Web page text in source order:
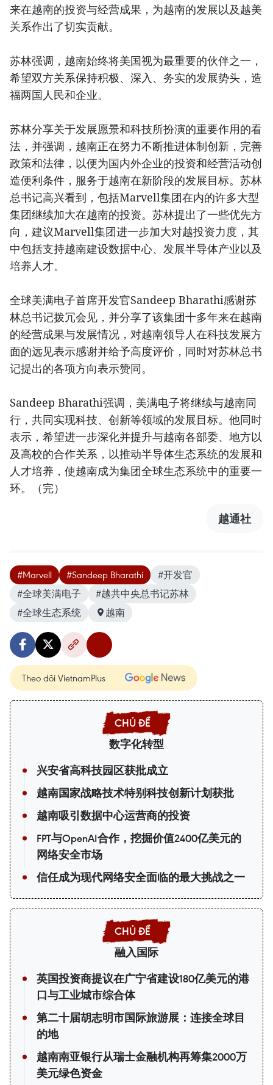
来在越南的投资与经营成果，为越南的发展以及越美
关系作出了切实贡献。
苏林强调，越南始终将美国视为最重要的伙伴之一，
希望双方关系保持积极、深入、务实的发展势头，造
福两国人民和企业。
苏林分享关于发展愿景和科技所扮演的重要作用的看
法，并强调，越南正在努力不断推进体制创新，完善
政策和法律，以便为国内外企业的投资和经营活动创
造便利条件，服务于越南在新阶段的发展目标。苏林
总书记高兴看到，包括Marvell集团在内的许多大型
集团继续加大在越南的投资。苏林提出了一些优先方
向，建议Marvell集团进一步加大对越投资力度，其
中包括支持越南建设数据中心、发展半导体产业以及
培养人才。
全球美满电子首席开发官Sandeep Bharathi感谢苏
林总书记拨冗会见，并分享了该集团十多年来在越南
的经营成果与发展情况，对越南领导人在科技发展方
面的远见表示感谢并给予高度评价，同时对苏林总书
记提出的各项方向表示赞同。
Sandeep Bharathi强调，美满电子将继续与越南同
行，共同实现科技、创新等领域的发展目标。他同时
表示，希望进一步深化并提升与越南各部委、地方以
及高校的合作关系，以推动半导体生态系统的发展和
人才培养，使越南成为集团全球生态系统中的重要一
环。（完）
越通社
#Marvell #Sandeep Bharathi
#开发官
#全球美满电子
#越共中央总书记苏林
#全球生态系统
越南
Theo dõi VietnamPlus
数字化转型
兴安省高科技园区获批成立
越南国家战略技术特别科技创新计划获批
越南吸引数据中心运营商的投资
FPT与OpenAI合作，挖掘价值2400亿美元的
网络安全市场
信任成为现代网络安全面临的最大挑战之一
融入国际
英国投资商提议在广宁省建设180亿美元的港
口与工业城市综合体
第二十届胡志明市国际旅游展：连接全球目
的地
越南南亚银行从瑞士金融机构再筹集2000万
美元绿色资金